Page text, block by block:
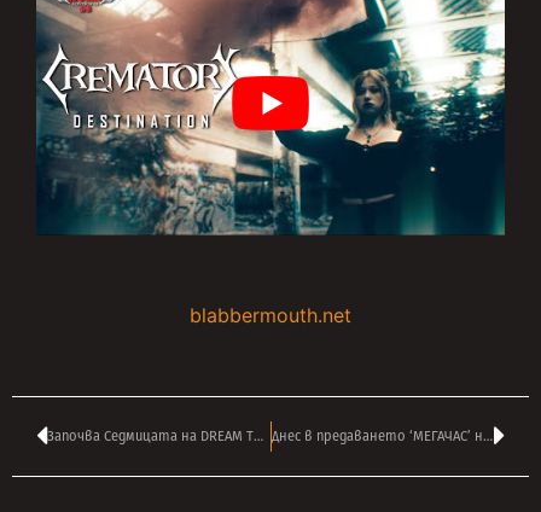
blabbermouth.net
Започва Седмицата на DREAM THEATER по радио ТАНГРА МЕГА РОК! Днес в предаването ‘МЕГАЧАС’ на АНДРЕЙ ВЛАДОВ от Лондон в 16:00